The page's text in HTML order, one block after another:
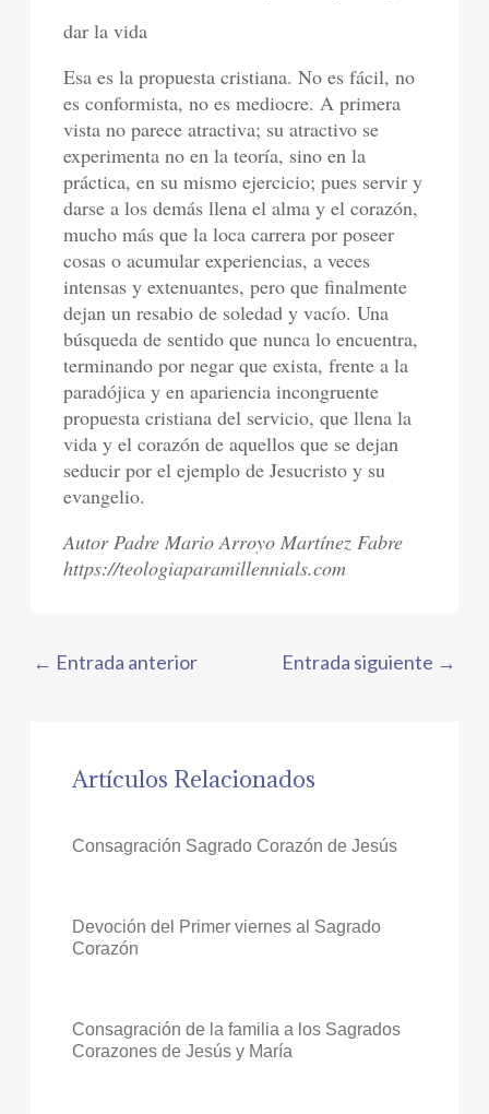
dar la vida
Esa es la propuesta cristiana. No es fácil, no
es conformista, no es mediocre. A primera
vista no parece atractiva; su atractivo se
experimenta no en la teoría, sino en la
práctica, en su mismo ejercicio; pues servir y
darse a los demás llena el alma y el corazón,
mucho más que la loca carrera por poseer
cosas o acumular experiencias, a veces
intensas y extenuantes, pero que finalmente
dejan un resabio de soledad y vacío. Una
búsqueda de sentido que nunca lo encuentra,
terminando por negar que exista, frente a la
paradójica y en apariencia incongruente
propuesta cristiana del servicio, que llena la
vida y el corazón de aquellos que se dejan
seducir por el ejemplo de Jesucristo y su
evangelio.
Autor Padre Mario Arroyo Martínez Fabre
https://teologiaparamillennials.com
← Entrada anterior Entrada siguiente →
Artículos Relacionados
Consagración Sagrado Corazón de Jesús
Devoción del Primer viernes al Sagrado
Corazón
Consagración de la familia a los Sagrados
Corazones de Jesús y María